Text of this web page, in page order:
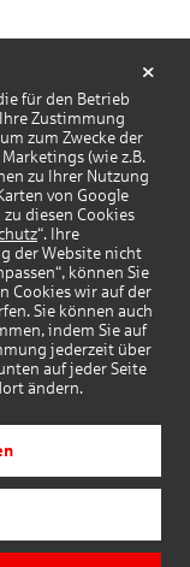
für den Betrieb
Zustimmung
zum Zwecke der
(wie z.B.
zu Ihrer Nutzung
von Google
diesen Cookies
“. Ihre
der Website nicht
können Sie
Cookies wir auf der
Sie können auch
indem Sie auf
jederzeit über
auf jeder Seite
ändern.